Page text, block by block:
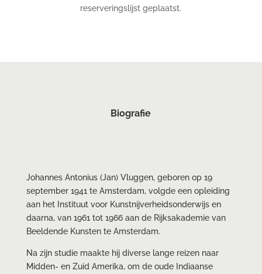
reserveringslijst geplaatst.
Biografie
Johannes Antonius (Jan) Vluggen, geboren op 19
september 1941 te Amsterdam, volgde een opleiding
aan het Instituut voor Kunstnijverheidsonderwijs en
daarna, van 1961 tot 1966 aan de Rijksakademie van
Beeldende Kunsten te Amsterdam.
Na zijn studie maakte hij diverse lange reizen naar
Midden- en Zuid Amerika, om de oude Indiaanse